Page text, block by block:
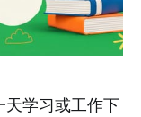
天学习或工作下